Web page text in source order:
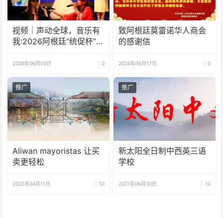
视频｜声动全球，音乐有
我:2026阿根廷“统促杯”水
圆满落幕
2026年06月03日 0
致阿根廷莫雷诺华人商会
的感谢信
2026年05月17日 0
推广
Aliwan mayoristas 让买
卖更轻松
2022年04月11日 10
推广
新太阳全日制中西英三语
学校
2021年06月30日 10